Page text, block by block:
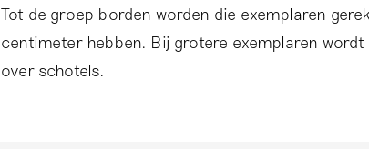
Tot de groep borden worden die exemplaren
centimeter hebben. Bij grotere exemplaren
over schotels.